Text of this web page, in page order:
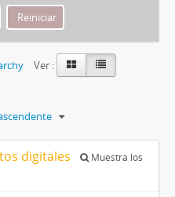
Ver :
digitales
Muestra los